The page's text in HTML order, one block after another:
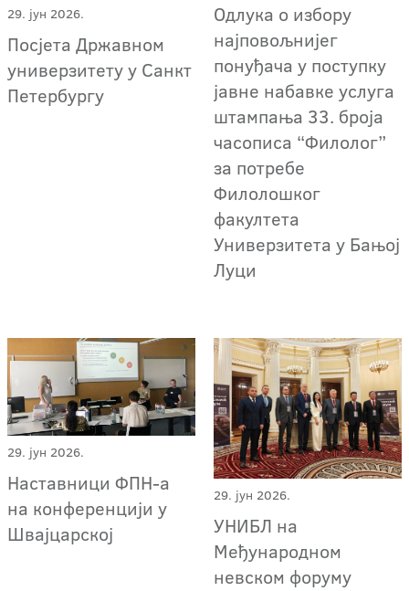
29. јун 2026.
Посјета Државном
универзитету у Санкт
Петербургу
Одлука о избору
најповољнијег
понуђача у поступку
јавне набавке услуга
штампања 33. броја
часописа “Филолог”
за потребе
Филолошког
факултета
Универзитета у Бањој
Луци
29. јун 2026.
Наставници ФПН-а
на конференцији у
Швајцарској
29. јун 2026.
УНИБЛ на
Међународном
невском форуму